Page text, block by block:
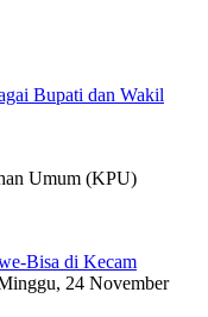
Bupati dan Wakil
Umum (KPU)
Bisa di Kecam
24 November